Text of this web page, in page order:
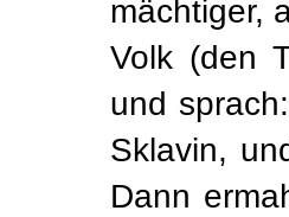
mächtiger,
Volk (den
und
Sklavin,
Dann